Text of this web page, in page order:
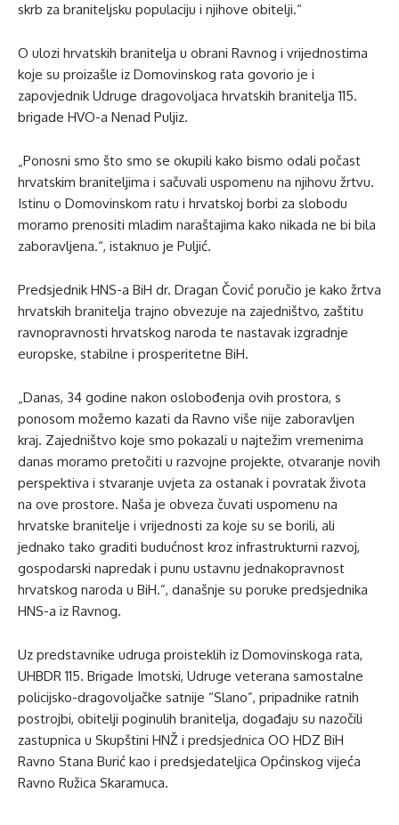
skrb za braniteljsku populaciju i njihove obitelji.“
O ulozi hrvatskih branitelja u obrani Ravnog i vrijednostima
koje su proizašle iz Domovinskog rata govorio je i
zapovjednik Udruge dragovoljaca hrvatskih branitelja 115.
brigade HVO-a Nenad Puljiz.
„Ponosni smo što smo se okupili kako bismo odali počast
hrvatskim braniteljima i sačuvali uspomenu na njihovu žrtvu.
Istinu o Domovinskom ratu i hrvatskoj borbi za slobodu
moramo prenositi mladim naraštajima kako nikada ne bi bila
zaboravljena.“, istaknuo je Puljić.
Predsjednik HNS-a BiH dr. Dragan Čović poručio je kako žrtva
hrvatskih branitelja trajno obvezuje na zajedništvo, zaštitu
ravnopravnosti hrvatskog naroda te nastavak izgradnje
europske, stabilne i prosperitetne BiH.
„Danas, 34 godine nakon oslobođenja ovih prostora, s
ponosom možemo kazati da Ravno više nije zaboravljen
kraj. Zajedništvo koje smo pokazali u najtežim vremenima
danas moramo pretočiti u razvojne projekte, otvaranje novih
perspektiva i stvaranje uvjeta za ostanak i povratak života
na ove prostore. Naša je obveza čuvati uspomenu na
hrvatske branitelje i vrijednosti za koje su se borili, ali
jednako tako graditi budućnost kroz infrastrukturni razvoj,
gospodarski napredak i punu ustavnu jednakopravnost
hrvatskog naroda u BiH.”, današnje su poruke predsjednika
HNS-a iz Ravnog.
Uz predstavnike udruga proisteklih iz Domovinskoga rata,
UHBDR 115. Brigade Imotski, Udruge veterana samostalne
policijsko-dragovoljačke satnije “Slano”, pripadnike ratnih
postrojbi, obitelji poginulih branitelja, događaju su nazočili
zastupnica u Skupštini HNŽ i predsjednica OO HDZ BiH
Ravno Stana Burić kao i predsjedateljica Općinskog vijeća
Ravno Ružica Skaramuca.